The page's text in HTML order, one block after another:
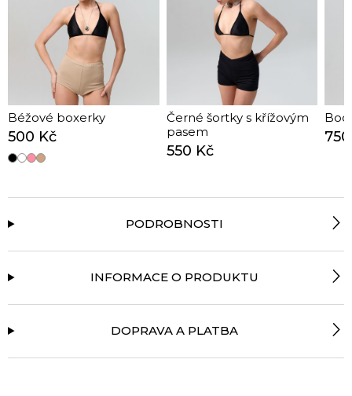
Béžové boxerky
500 Kč
Černé šortky s křížovým
pasem
550 Kč
PODROBNOSTI
INFORMACE O PRODUKTU
DOPRAVA A PLATBA